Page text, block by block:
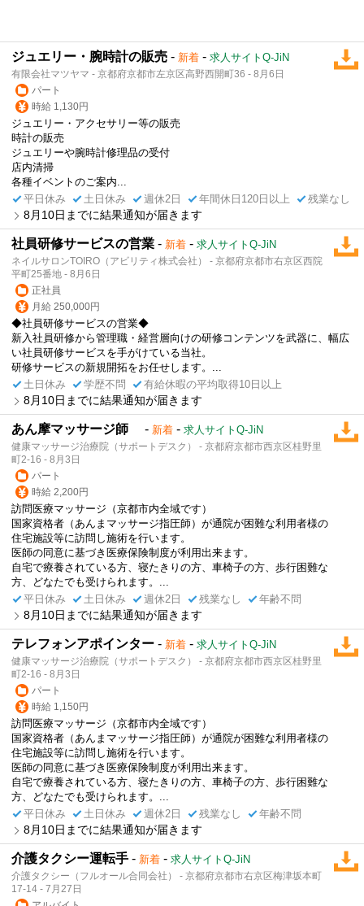
ジュエリー・腕時計の販売 - 新着 - 求人サイトQ-JiN
有限会社マツヤマ - 京都府京都市左京区高野西開町36 - 8月6日
パート
時給 1,130円
ジュエリー・アクセサリー等の販売
時計の販売
ジュエリーや腕時計修理品の受付
店内清掃
各種イベントのご案内...
平日休み
土日休み 週休2日 年間休日120日以上 残業なし
8月10日までに結果通知が届きます
社員研修サービスの営業 - 新着 - 求人サイトQ-JiN
ネイルサロンTOIRO（アビリティ株式会社） - 京都府京都市右京区西院
平町25番地 - 8月6日
正社員
月給 250,000円
◆社員研修サービスの営業◆
新入社員研修から管理職・経営層向けの研修コンテンツを武器に、幅広
い社員研修サービスを手がけている当社。
研修サービスの新規開拓をお任せします。...
土日休み
学歴不問 有給休暇の平均取得10日以上
8月10日までに結果通知が届きます
あん摩マッサージ師 - 新着 - 求人サイトQ-JiN
健康マッサージ治療院（サポートデスク） - 京都府京都市西京区桂野里
町2-16 - 8月3日
パート
時給 2,200円
訪問医療マッサージ（京都市内全域です）
国家資格者（あんまマッサージ指圧師）が通院が困難な利用者様の
住宅施設等に訪問し施術を行います。
医師の同意に基づき医療保険制度が利用出来ます。
自宅で療養されている方、寝たきりの方、車椅子の方、歩行困難な
方、どなたでも受けられます。...
平日休み
土日休み 週休2日 残業なし 年齢不問
8月10日までに結果通知が届きます
テレフォンアポインター - 新着 - 求人サイトQ-JiN
健康マッサージ治療院（サポートデスク） - 京都府京都市西京区桂野里
町2-16 - 8月3日
パート
時給 1,150円
訪問医療マッサージ（京都市内全域です）
国家資格者（あんまマッサージ指圧師）が通院が困難な利用者様の
住宅施設等に訪問し施術を行います。
医師の同意に基づき医療保険制度が利用出来ます。
自宅で療養されている方、寝たきりの方、車椅子の方、歩行困難な
方、どなたでも受けられます。...
平日休み
土日休み 週休2日 残業なし 年齢不問
8月10日までに結果通知が届きます
介護タクシー運転手 - 新着 - 求人サイトQ-JiN
介護タクシー（フルオール合同会社） - 京都府京都市右京区梅津坂本町
17-14 - 7月27日